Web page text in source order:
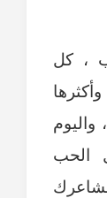
، كل
واليوم
الحب